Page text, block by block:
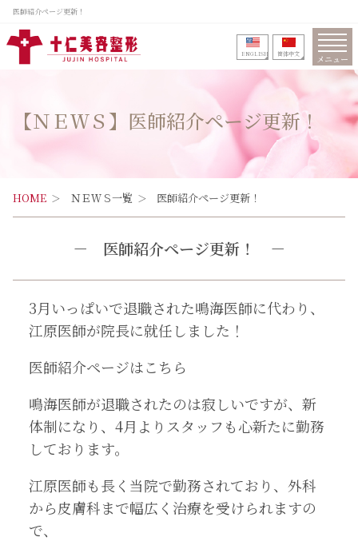
医師紹介ページ更新！
ENGLISH 筒体中文 メニュー
【ＮＥＷＳ】医師紹介ページ更新！
HOME ＮＥＷＳ一覧 医師紹介ページ更新！
－ 医師紹介ページ更新！ －
3月いっぱいで退職された鳴海医師に代わり、
江原医師が院長に就任しました！
医師紹介ページはこちら
鳴海医師が退職されたのは寂しいですが、新
体制になり、4月よりスタッフも心新たに勤務
しております。
江原医師も長く当院で勤務されており、外科
から皮膚科まで幅広く治療を受けられますの
で、